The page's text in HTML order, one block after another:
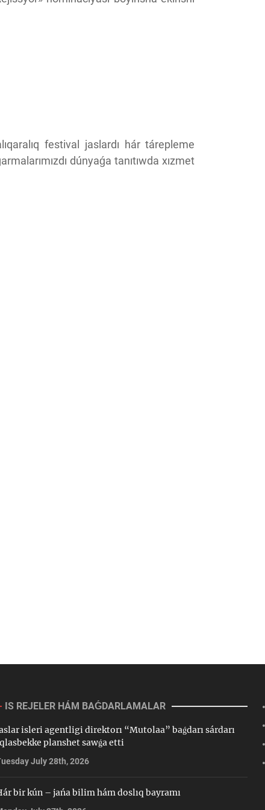
festival jaslardı hár tárepleme
dúnyaǵa tanıtıwda xızmet
IS REJELER HÁM BAǴDARLAMALAR
isleri agentligi direktorı “Mutolaa” baǵdarı sárdarı
planshet sawǵa etti
July 28th, 2026
bir kún – jańa bilim hám doslıq bayramı